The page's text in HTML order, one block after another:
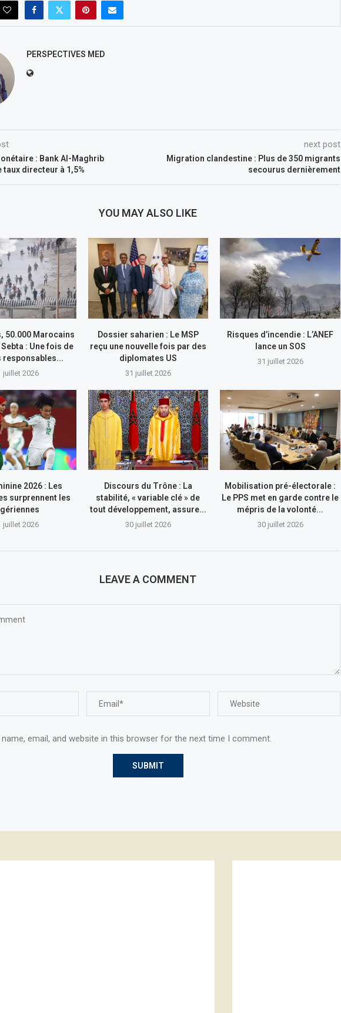
PERSPECTIVES MED
: Bank Al-Maghrib
taux directeur à 1,5%
next post
Migration clandestine : Plus de 350 migrants
secourus dernièrement
YOU MAY ALSO LIKE
50.000 Marocains
: Une fois de
responsables...
juillet 2026
Dossier saharien : Le MSP
reçu une nouvelle fois par des
diplomates US
31 juillet 2026
Risques d’incendie : L’ANEF
lance un SOS
31 juillet 2026
2026 : Les
surprennent les
juillet 2026
Discours du Trône : La
stabilité, « variable clé » de
tout développement, assure...
30 juillet 2026
Mobilisation pré-électorale :
Le PPS met en garde contre le
mépris de la volonté...
30 juillet 2026
LEAVE A COMMENT
name, email, and website in this browser for the next time I comment.